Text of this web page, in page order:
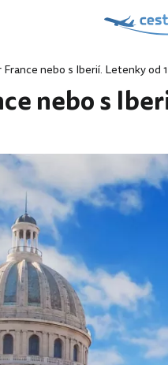
France nebo s Iberií. Letenky od
nebo s